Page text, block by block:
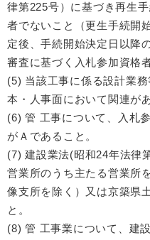
律第225号）に基づき再生
者でないこと（更生手続開
定後、手続開始決定日以降
審査に基づく入札参加資格
(5) 当該工事に係る設計業
本・人事面において関連が
(6) 管 工事について、入札
がＡであること。
(7) 建設業法(昭和24年法律
営業所のうち主たる営業所
像支所を除く）又は京築県
と。
(8) 管 工事業について、建